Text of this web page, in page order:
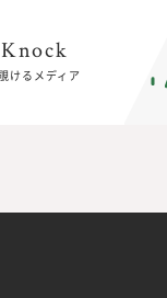
けるメディア
けるメディア